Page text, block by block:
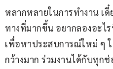
หลากหลายในการทำงาน เ
ทางที่มากขึ้น อยากลองอะ
เพื่อหาประสบการณ์ใหม่ ๆ
กว้างมาก ร่วมงานได้กับทุก